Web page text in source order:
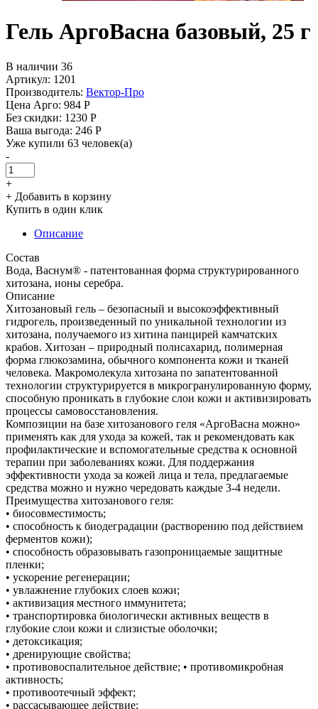
Гель АргоВасна базовый, 25 г
В наличии 36
Артикул: 1201
Производитель: Вектор-Про
Цена Арго: 984 Р
Без скидки: 1230 Р
Ваша выгода: 246 Р
Уже купили 63 человек(а)
-
+
+ Добавить в корзину
Купить в один клик
Описание
Состав
Вода, Васнум® - патентованная форма структурированного
хитозана, ионы серебра.
Описание
Хитозановый гель – безопасный и высокоэффективный
гидрогель, произведенный по уникальной технологии из
хитозана, получаемого из хитина панцирей камчатских
крабов. Хитозан – природный полисахарид, полимерная
форма глюкозамина, обычного компонента кожи и тканей
человека. Макромолекула хитозана по запатентованной
технологии структурируется в микрогранулированную форму,
способную проникать в глубокие слои кожи и активизировать
процессы самовосстановления.
Композиции на базе хитозанового геля «АргоВасна можно»
применять как для ухода за кожей, так и рекомендовать как
профилактические и вспомогательные средства к основной
терапии при заболеваниях кожи. Для поддержания
эффективности ухода за кожей лица и тела, предлагаемые
средства можно и нужно чередовать каждые 3-4 недели.
Преимущества хитозанового геля:
• биосовместимость;
• способность к биодеградации (растворению под действием
ферментов кожи);
• способность образовывать газопроницаемые защитные
пленки;
• ускорение регенерации;
• увлажнение глубоких слоев кожи;
• активизация местного иммунитета;
• транспортировка биологически активных веществ в
глубокие слои кожи и слизистые оболочки;
• детоксикация;
• дренирующие свойства;
• противовоспалительное действие; • противомикробная
активность;
• противоотечный эффект;
• рассасывающее действие;